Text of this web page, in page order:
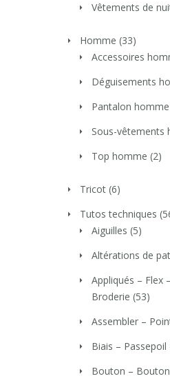
Vêtements de
Homme (33)
Accessoires
Déguisements
Pantalon homme
Sous-vêtements
Top homme (2)
Tricot (6)
Tutos techniques
Aiguilles (5)
Altérations de
Appliqués – Flex
Broderie (53)
Assembler –
Biais –
Bouton –